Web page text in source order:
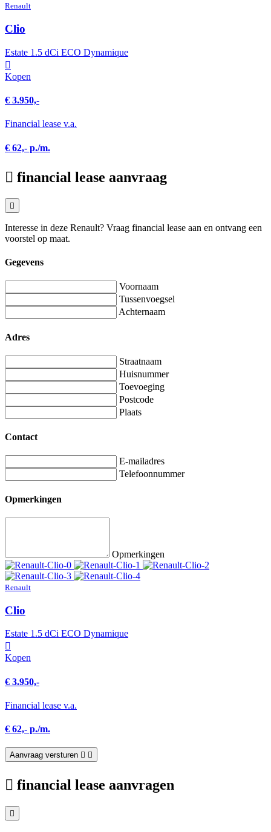
Renault
Clio
Estate 1.5 dCi ECO Dynamique
Kopen
€ 3.950,-
Financial lease v.a.
€ 62,- p./m.
financial lease aanvraag
Interesse in deze Renault? Vraag financial lease aan en ontvang een
voorstel op maat.
Gegevens
Voornaam
Tussenvoegsel
Achternaam
Adres
Straatnaam
Huisnummer
Toevoeging
Postcode
Plaats
Contact
E-mailadres
Telefoonnummer
Opmerkingen
Opmerkingen
Renault
Clio
Estate 1.5 dCi ECO Dynamique
Kopen
€ 3.950,-
Financial lease v.a.
€ 62,- p./m.
Aanvraag versturen
financial lease aanvragen